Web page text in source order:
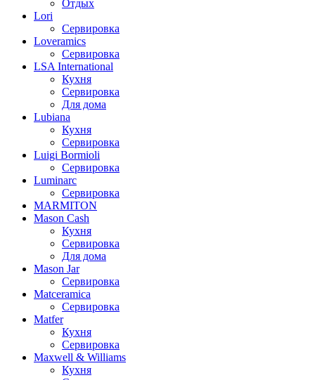
Отдых
Lori
Сервировка
Loveramics
Сервировка
LSA International
Кухня
Сервировка
Для дома
Lubiana
Кухня
Сервировка
Luigi Bormioli
Сервировка
Luminarc
Сервировка
MARMITON
Mason Cash
Кухня
Сервировка
Для дома
Mason Jar
Сервировка
Matceramica
Сервировка
Matfer
Кухня
Сервировка
Maxwell & Williams
Кухня